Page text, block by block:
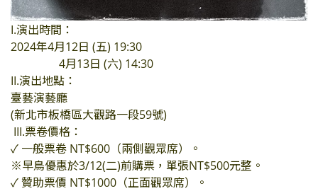
I.演出時間：
2024年4月12日 (五) 19:30
4月13日 (六) 14:30
II.演出地點：
臺藝演藝廳
(新北市板橋區大觀路一段59號)
III.票卷價格：
✓ 一般票卷 NT$600（兩側觀眾席）。
※早鳥優惠於3/12(二)前購票，單張NT$500元整。
✓ 贊助票價 NT$1000（正面觀眾席）。